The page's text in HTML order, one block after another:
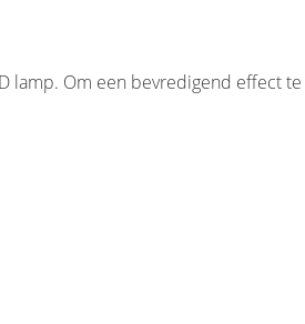
lamp. Om een bevredigend effect